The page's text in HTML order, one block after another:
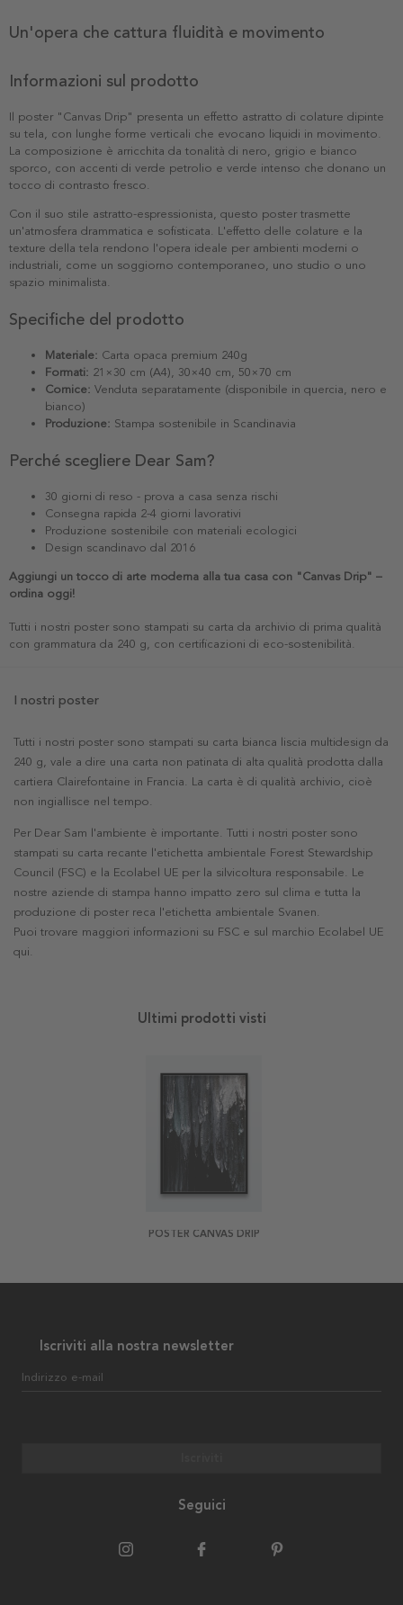
Un'opera che cattura fluidità e movimento
Informazioni sul prodotto
Il poster "Canvas Drip" presenta un effetto astratto di colature dipinte
su tela, con lunghe forme verticali che evocano liquidi in movimento.
La composizione è arricchita da tonalità di nero, grigio e bianco
sporco, con accenti di verde petrolio e verde intenso che donano un
tocco di contrasto fresco.
Con il suo stile astratto-espressionista, questo poster trasmette
un'atmosfera drammatica e sofisticata. L'effetto delle colature e la
texture della tela rendono l'opera ideale per ambienti moderni o
industriali, come un soggiorno contemporaneo, uno studio o uno
spazio minimalista.
Specifiche del prodotto
Materiale: Carta opaca premium 240g
Formati: 21×30 cm (A4), 30×40 cm, 50×70 cm
Cornice: Venduta separatamente (disponibile in quercia, nero e
bianco)
Produzione: Stampa sostenibile in Scandinavia
Perché scegliere Dear Sam?
30 giorni di reso - prova a casa senza rischi
Consegna rapida 2-4 giorni lavorativi
Produzione sostenibile con materiali ecologici
Design scandinavo dal 2016
Aggiungi un tocco di arte moderna alla tua casa con "Canvas Drip" –
ordina oggi!
Tutti i nostri poster sono stampati su carta da archivio di prima qualità
con grammatura da 240 g, con certificazioni di eco-sostenibilità.
I nostri poster
Tutti i nostri poster sono stampati su carta bianca liscia multidesign da
240 g, vale a dire una carta non patinata di alta qualità prodotta dalla
cartiera Clairefontaine in Francia. La carta è di qualità archivio, cioè
non ingiallisce nel tempo.
Per Dear Sam l'ambiente è importante. Tutti i nostri poster sono
stampati su carta recante l'etichetta ambientale Forest Stewardship
Council (FSC) e la Ecolabel UE per la silvicoltura responsabile. Le
nostre aziende di stampa hanno impatto zero sul clima e tutta la
produzione di poster reca l'etichetta ambientale Svanen.
Puoi trovare maggiori informazioni su FSC e sul marchio Ecolabel UE
qui.
Ultimi prodotti visti
POSTER CANVAS DRIP
Iscriviti alla nostra newsletter
Indirizzo e-mail
Seguici